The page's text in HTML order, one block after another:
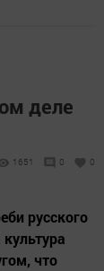
деле
1651 0 0
русского
что